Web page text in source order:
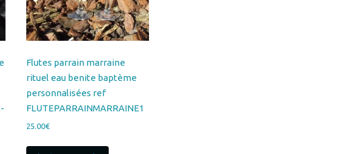
Flutes parrain marraine
rituel eau benite baptème
personnalisées ref
FLUTEPARRAINMARRAINE1
25.00 €